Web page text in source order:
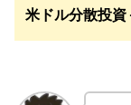
米ドル分散投